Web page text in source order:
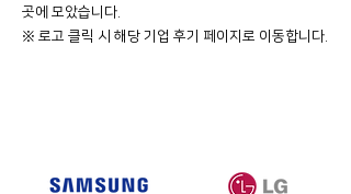
곳에 모았습니다.
​※ 로고 클릭 시 해당 기업 후기 페이지로 이동합니다.